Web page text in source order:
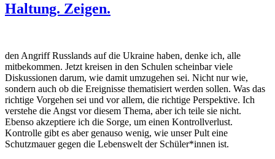
Haltung. Zeigen.
den Angriff Russlands auf die Ukraine haben, denke ich, alle
mitbekommen. Jetzt kreisen in den Schulen scheinbar viele
Diskussionen darum, wie damit umzugehen sei. Nicht nur wie,
sondern auch ob die Ereignisse thematisiert werden sollen. Was das
richtige Vorgehen sei und vor allem, die richtige Perspektive. Ich
verstehe die Angst vor diesem Thema, aber ich teile sie nicht.
Ebenso akzeptiere ich die Sorge, um einen Kontrollverlust.
Kontrolle gibt es aber genauso wenig, wie unser Pult eine
Schutzmauer gegen die Lebenswelt der Schüler*innen ist.